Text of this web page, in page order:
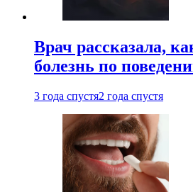
Врач рассказала,
болезнь по
3 года спустя2 года спустя